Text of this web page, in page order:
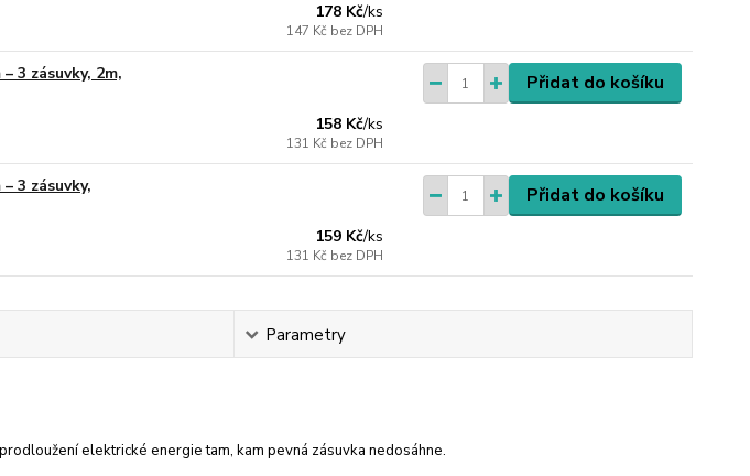
178 Kč/ks
147 Kč bez DPH
3 zásuvky, 2m,
158 Kč/ks
131 Kč bez DPH
Přidat do košíku
3 zásuvky,
159 Kč/ks
131 Kč bez DPH
Přidat do košíku
Parametry
elektrické energie tam, kam pevná zásuvka nedosáhne.